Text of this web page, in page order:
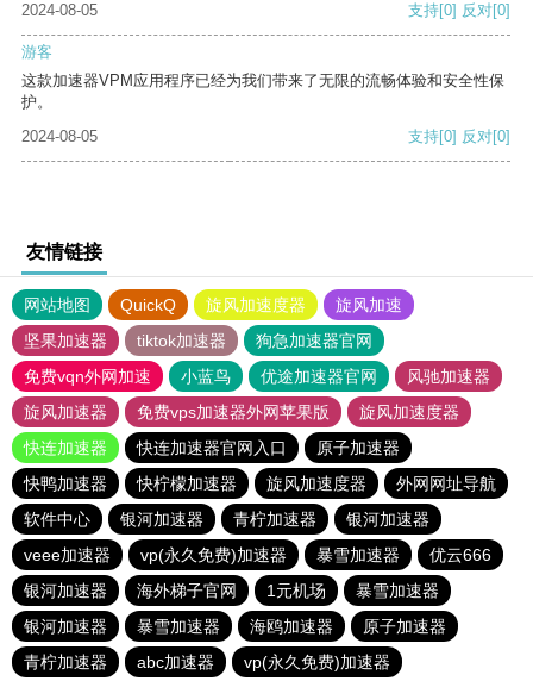
2024-08-05 支持[0] 反对[0]
游客
这款加速器VPM应用程序已经为我们带来了无限的流畅体验和安全性保
护。
2024-08-05
支持[0] 反对[0]
友情链接
网站地图 QuickQ 旋风加速度器
旋风加速
坚果加速器
tiktok加速器
狗急加速器官网
免费vqn外网加速
小蓝鸟 优途加速器官网
风驰加速器
旋风加速器
免费vps加速器外网苹果版
旋风加速度器
快连加速器
快连加速器官网入口
原子加速器
快鸭加速器
快柠檬加速器 旋风加速度器
外网网址导航
软件中心
银河加速器 青柠加速器
银河加速器
veee加速器
vp(永久免费)加速器 暴雪加速器
优云666
银河加速器
海外梯子官网 1元机场
暴雪加速器
银河加速器
暴雪加速器 海鸥加速器
原子加速器
青柠加速器
abc加速器 vp(永久免费)加速器